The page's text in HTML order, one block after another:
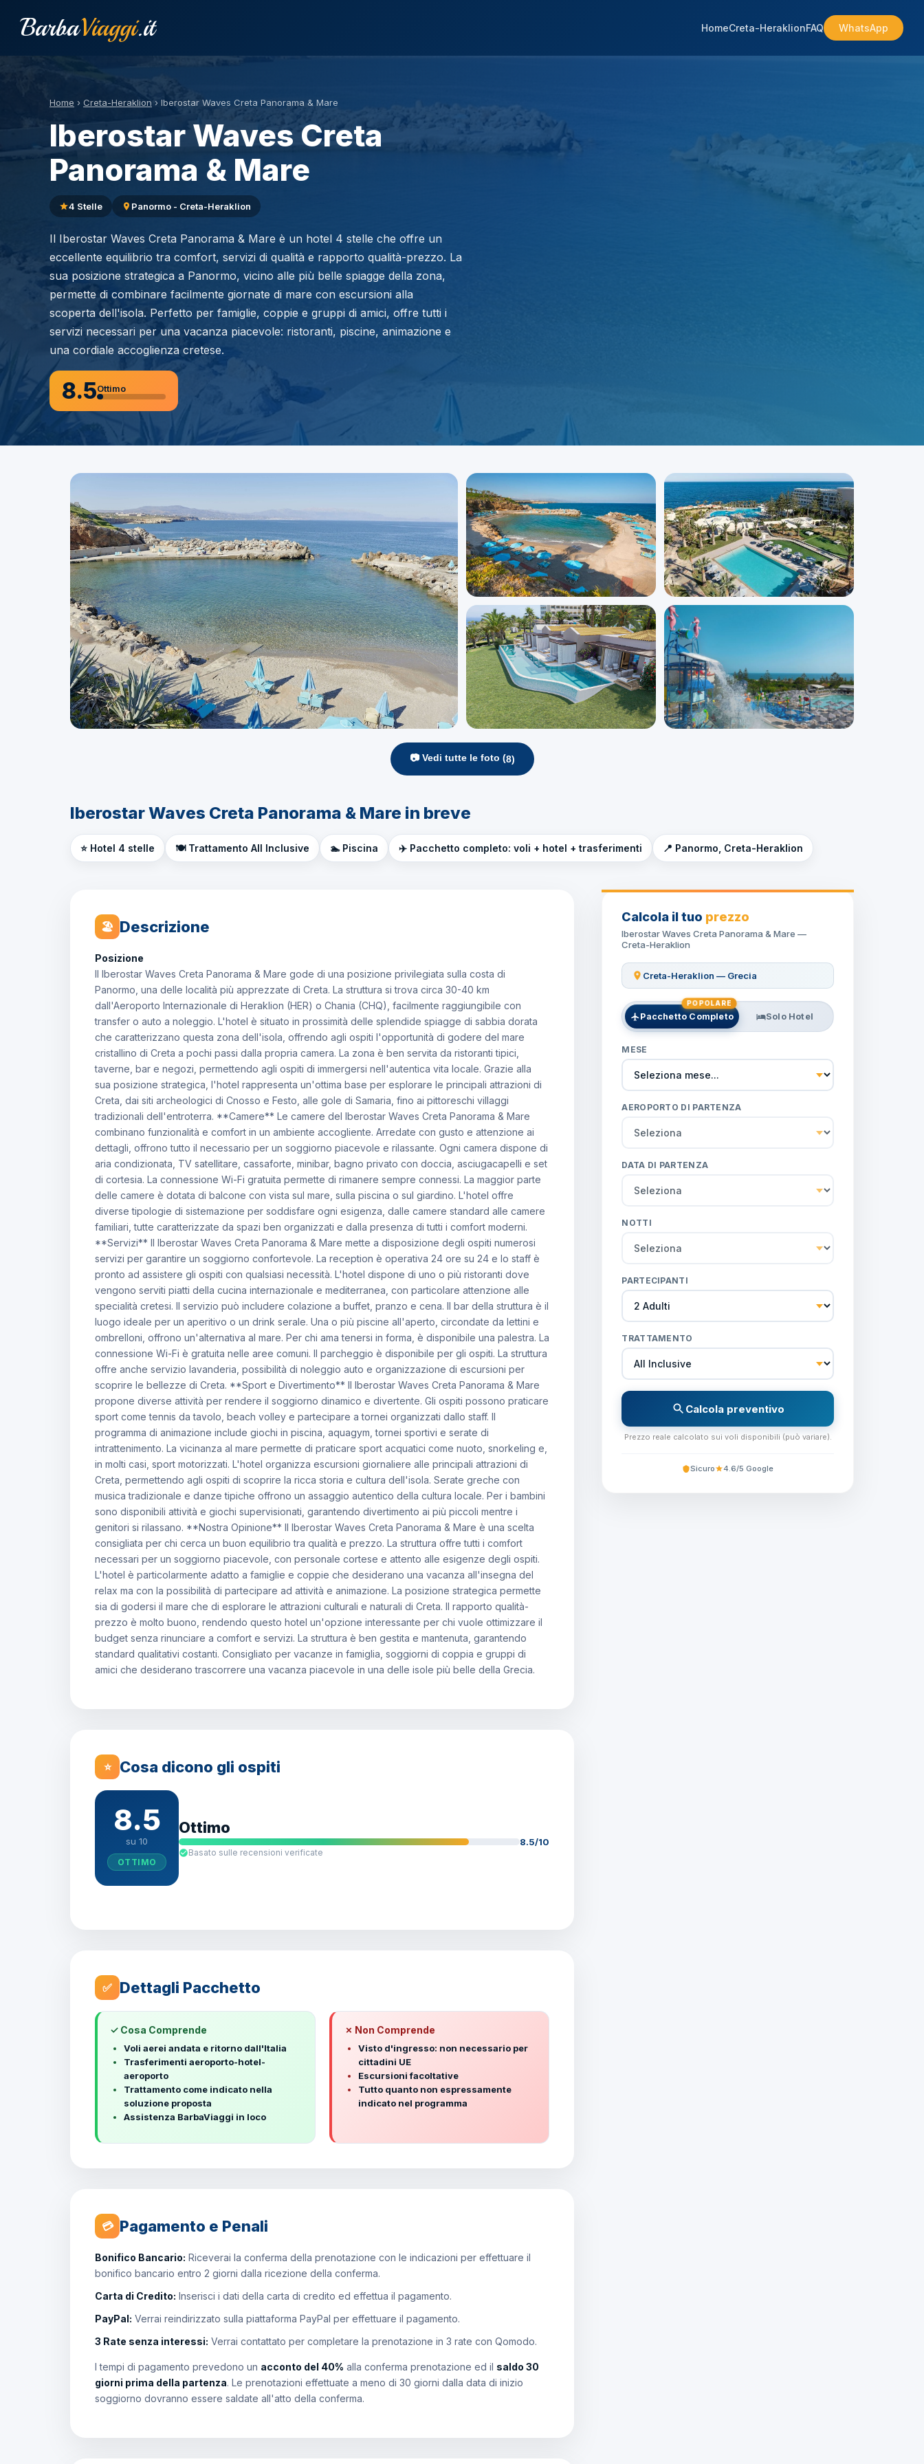
BarbaViaggi.it HomeCreta-HeraklionFAQ WhatsApp
Home › Creta-Heraklion › Iberostar Waves Creta Panorama & Mare
Iberostar Waves Creta
Panorama & Mare
4 Stelle Panormo - Creta-Heraklion
Il Iberostar Waves Creta Panorama & Mare è un hotel 4 stelle che offre un
eccellente equilibrio tra comfort, servizi di qualità e rapporto qualità-prezzo. La
sua posizione strategica a Panormo, vicino alle più belle spiagge della zona,
permette di combinare facilmente giornate di mare con escursioni alla
scoperta dell'isola. Perfetto per famiglie, coppie e gruppi di amici, offre tutti i
servizi necessari per una vacanza piacevole: ristoranti, piscine, animazione e
una cordiale accoglienza cretese.
8.5Ottimo
📷 Vedi tutte le foto (8)
Iberostar Waves Creta Panorama & Mare in breve
⭐ Hotel 4 stelle 🍽️ Trattamento All Inclusive 🏊 Piscina ✈️ Pacchetto completo: voli + hotel + trasferimenti 📍 Panormo, Creta-Heraklion
🏖 Descrizione
Posizione
Il Iberostar Waves Creta Panorama & Mare gode di una posizione privilegiata sulla costa di
Panormo, una delle località più apprezzate di Creta. La struttura si trova circa 30-40 km
dall'Aeroporto Internazionale di Heraklion (HER) o Chania (CHQ), facilmente raggiungibile con
transfer o auto a noleggio. L'hotel è situato in prossimità delle splendide spiagge di sabbia dorata
che caratterizzano questa zona dell'isola, offrendo agli ospiti l'opportunità di godere del mare
cristallino di Creta a pochi passi dalla propria camera. La zona è ben servita da ristoranti tipici,
taverne, bar e negozi, permettendo agli ospiti di immergersi nell'autentica vita locale. Grazie alla
sua posizione strategica, l'hotel rappresenta un'ottima base per esplorare le principali attrazioni di
Creta, dai siti archeologici di Cnosso e Festo, alle gole di Samaria, fino ai pittoreschi villaggi
tradizionali dell'entroterra. **Camere** Le camere del Iberostar Waves Creta Panorama & Mare
combinano funzionalità e comfort in un ambiente accogliente. Arredate con gusto e attenzione ai
dettagli, offrono tutto il necessario per un soggiorno piacevole e rilassante. Ogni camera dispone di
aria condizionata, TV satellitare, cassaforte, minibar, bagno privato con doccia, asciugacapelli e set
di cortesia. La connessione Wi-Fi gratuita permette di rimanere sempre connessi. La maggior parte
delle camere è dotata di balcone con vista sul mare, sulla piscina o sul giardino. L'hotel offre
diverse tipologie di sistemazione per soddisfare ogni esigenza, dalle camere standard alle camere
familiari, tutte caratterizzate da spazi ben organizzati e dalla presenza di tutti i comfort moderni.
**Servizi** Il Iberostar Waves Creta Panorama & Mare mette a disposizione degli ospiti numerosi
servizi per garantire un soggiorno confortevole. La reception è operativa 24 ore su 24 e lo staff è
pronto ad assistere gli ospiti con qualsiasi necessità. L'hotel dispone di uno o più ristoranti dove
vengono serviti piatti della cucina internazionale e mediterranea, con particolare attenzione alle
specialità cretesi. Il servizio può includere colazione a buffet, pranzo e cena. Il bar della struttura è il
luogo ideale per un aperitivo o un drink serale. Una o più piscine all'aperto, circondate da lettini e
ombrelloni, offrono un'alternativa al mare. Per chi ama tenersi in forma, è disponibile una palestra. La
connessione Wi-Fi è gratuita nelle aree comuni. Il parcheggio è disponibile per gli ospiti. La struttura
offre anche servizio lavanderia, possibilità di noleggio auto e organizzazione di escursioni per
scoprire le bellezze di Creta. **Sport e Divertimento** Il Iberostar Waves Creta Panorama & Mare
propone diverse attività per rendere il soggiorno dinamico e divertente. Gli ospiti possono praticare
sport come tennis da tavolo, beach volley e partecipare a tornei organizzati dallo staff. Il
programma di animazione include giochi in piscina, aquagym, tornei sportivi e serate di
intrattenimento. La vicinanza al mare permette di praticare sport acquatici come nuoto, snorkeling e,
in molti casi, sport motorizzati. L'hotel organizza escursioni giornaliere alle principali attrazioni di
Creta, permettendo agli ospiti di scoprire la ricca storia e cultura dell'isola. Serate greche con
musica tradizionale e danze tipiche offrono un assaggio autentico della cultura locale. Per i bambini
sono disponibili attività e giochi supervisionati, garantendo divertimento ai più piccoli mentre i
genitori si rilassano. **Nostra Opinione** Il Iberostar Waves Creta Panorama & Mare è una scelta
consigliata per chi cerca un buon equilibrio tra qualità e prezzo. La struttura offre tutti i comfort
necessari per un soggiorno piacevole, con personale cortese e attento alle esigenze degli ospiti.
L'hotel è particolarmente adatto a famiglie e coppie che desiderano una vacanza all'insegna del
relax ma con la possibilità di partecipare ad attività e animazione. La posizione strategica permette
sia di godersi il mare che di esplorare le attrazioni culturali e naturali di Creta. Il rapporto qualità-
prezzo è molto buono, rendendo questo hotel un'opzione interessante per chi vuole ottimizzare il
budget senza rinunciare a comfort e servizi. La struttura è ben gestita e mantenuta, garantendo
standard qualitativi costanti. Consigliato per vacanze in famiglia, soggiorni di coppia e gruppi di
amici che desiderano trascorrere una vacanza piacevole in una delle isole più belle della Grecia.
⭐ Cosa dicono gli ospiti
8.5
su 10
OTTIMO
Ottimo
8.5/10
Basato sulle recensioni verificate
✅ Dettagli Pacchetto
✓ Cosa Comprende
Voli aerei andata e ritorno dall'Italia
Trasferimenti aeroporto-hotel-
aeroporto
Trattamento come indicato nella
soluzione proposta
Assistenza BarbaViaggi in loco
✗ Non Comprende
Visto d'ingresso: non necessario per
cittadini UE
Escursioni facoltative
Tutto quanto non espressamente
indicato nel programma
💳 Pagamento e Penali
Bonifico Bancario: Riceverai la conferma della prenotazione con le indicazioni per effettuare il
bonifico bancario entro 2 giorni dalla ricezione della conferma.
Carta di Credito: Inserisci i dati della carta di credito ed effettua il pagamento.
PayPal: Verrai reindirizzato sulla piattaforma PayPal per effettuare il pagamento.
3 Rate senza interessi: Verrai contattato per completare la prenotazione in 3 rate con Qomodo.
I tempi di pagamento prevedono un acconto del 40% alla conferma prenotazione ed il saldo 30
giorni prima della partenza. Le prenotazioni effettuate a meno di 30 giorni dalla data di inizio
soggiorno dovranno essere saldate all'atto della conferma.
Calcola il tuo prezzo
Iberostar Waves Creta Panorama & Mare —
Creta-Heraklion
Creta-Heraklion — Grecia
Pacchetto Completo
POPOLARE
Solo Hotel
MESE
AEROPORTO DI PARTENZA
DATA DI PARTENZA
NOTTI
PARTECIPANTI
TRATTAMENTO
Calcola preventivo
Prezzo reale calcolato sui voli disponibili (può variare).
Sicuro 4.6/5 Google